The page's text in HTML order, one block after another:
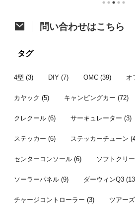
参加者は
恵まれた
いし花が咲
ジャパンキャンピングカー
ちらっと触れた前回の記事
す。 レール購入から時間
問い合わせはこちら
タグ
4型 (3) DIY (7) OMC (39) オ
カヤック (5) キャンピングカー (72)
クレクール (6) サーキュレーター (3)
ステッカー (6) ステッカーチューン
センターコンソール (6) ソフトクリ
ソーラーパネル (9) ダーウィンQ3
チャージコントローラー (3) ツアー